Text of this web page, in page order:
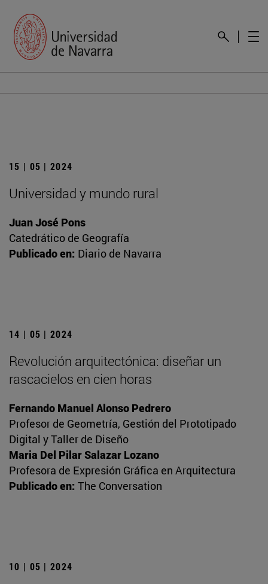
15 | 05 | 2024
Universidad y mundo rural
Juan José Pons
Catedrático de Geografía
Publicado en: Diario de Navarra
14 | 05 | 2024
Revolución arquitectónica: diseñar un
rascacielos en cien horas
Fernando Manuel Alonso Pedrero
Profesor de Geometría, Gestión del Prototipado
Digital y Taller de Diseño
Maria Del Pilar Salazar Lozano
Profesora de Expresión Gráfica en Arquitectura
Publicado en: The Conversation
10 | 05 | 2024